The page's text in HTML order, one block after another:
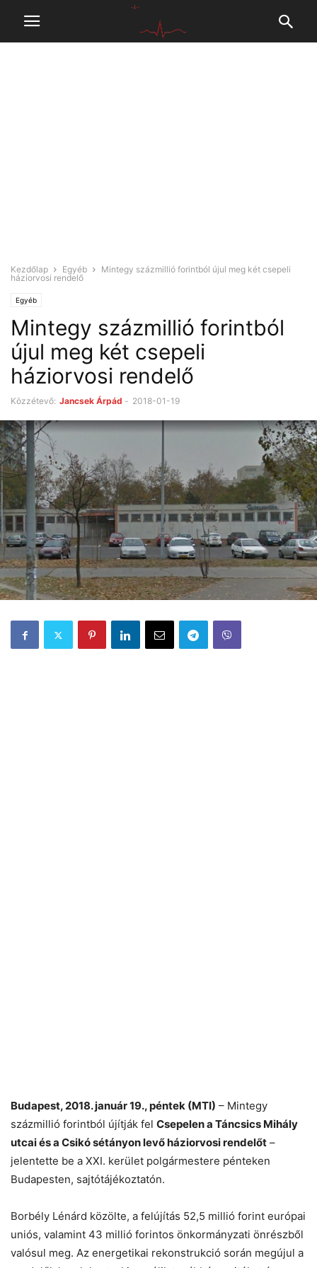
Kezdőlap Egyéb
Mintegy százmillió forintból újul meg két csepeli
háziorvosi rendelő
Egyéb
Mintegy százmillió forintból
újul meg két csepeli
háziorvosi rendelő
Közzétevő: Jancsek Árpád - 2018-01-19
Budapest, 2018. január 19., péntek (MTI) – Mintegy
százmillió forintból újítják fel Csepelen a Táncsics Mihály
utcai és a Csikó sétányon levő háziorvosi rendelőt –
jelentette be a XXI. kerület polgármestere pénteken
Budapesten, sajtótájékoztatón.
Borbély Lénárd közölte, a felújítás 52,5 millió forint európai
uniós, valamint 43 millió forintos önkormányzati önrészből
valósul meg. Az energetikai rekonstrukció során megújul a